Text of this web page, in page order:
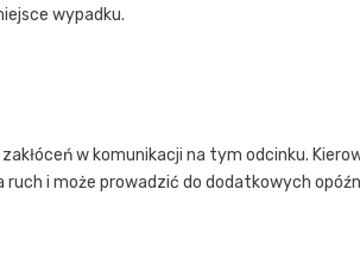
wypadku.
w komunikacji na tym odcinku.
i może prowadzić do dodatkowych